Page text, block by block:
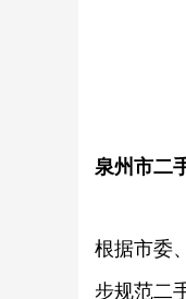
泉州市二
根据市委
步规范二